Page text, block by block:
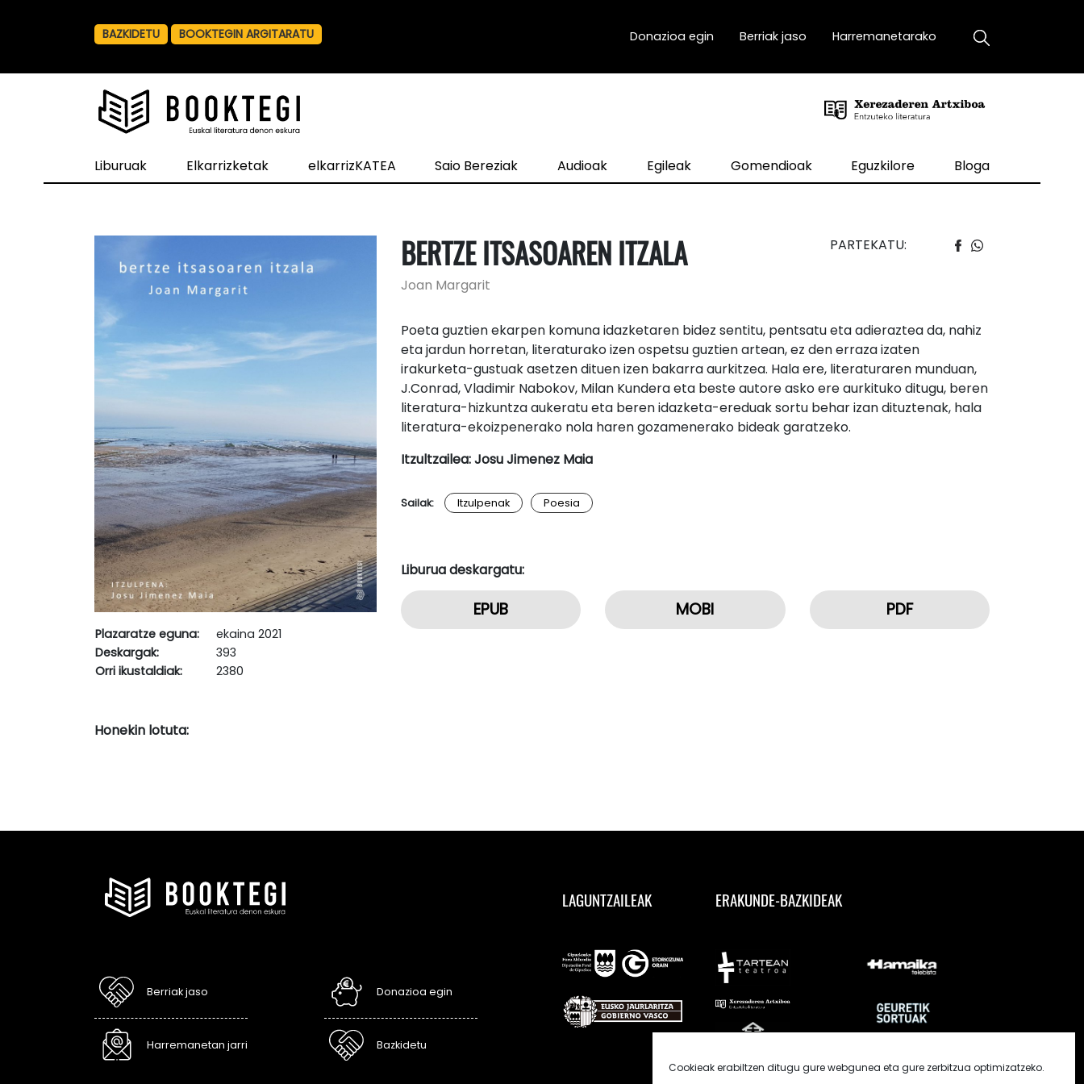
Cookieak erabiltzen ditugu gure webgunea eta gure zerbitzua optimizatzeko.
BAZKIDETU BOOKTEGIN ARGITARATU Donazioa egin Berriak jaso Harremanetarako
Liburuak Elkarrizketak elkarrizKATEA Saio Bereziak Audioak Egileak Gomendioak Eguzkilore Bloga
Plazaratze eguna:
ekaina 2021
Deskargak:
393
Orri ikustaldiak:
2380
PARTEKATU:
BERTZE ITSASOAREN ITZALA
Joan Margarit
Poeta guztien ekarpen komuna idazketaren bidez sentitu, pentsatu eta adieraztea da, nahiz
eta jardun horretan, literaturako izen ospetsu guztien artean, ez den erraza izaten
irakurketa-gustuak asetzen dituen izen bakarra aurkitzea. Hala ere, literaturaren munduan,
J.Conrad, Vladimir Nabokov, Milan Kundera eta beste autore asko ere aurkituko ditugu, beren
literatura-hizkuntza aukeratu eta beren idazketa-ereduak sortu behar izan dituztenak, hala
literatura-ekoizpenerako nola haren gozamenerako bideak garatzeko.
Itzultzailea: Josu Jimenez Maia
Sailak: Itzulpenak Poesia
Liburua deskargatu:
EPUB MOBI PDF
Honekin lotuta:
Berriak jaso
Harremanetan jarri
Donazioa egin
Bazkidetu
LAGUNTZAILEAK ERAKUNDE-BAZKIDEAK